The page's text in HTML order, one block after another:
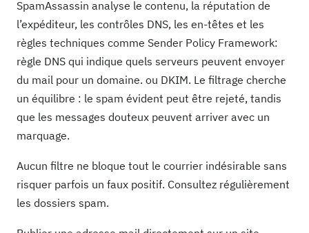
SpamAssassin analyse le contenu, la réputation de
l’expéditeur, les contrôles DNS, les en-têtes et les
règles techniques comme Sender Policy Framework:
règle DNS qui indique quels serveurs peuvent envoyer
du mail pour un domaine. ou DKIM. Le filtrage cherche
un équilibre : le spam évident peut être rejeté, tandis
que les messages douteux peuvent arriver avec un
marquage.
Aucun filtre ne bloque tout le courrier indésirable sans
risquer parfois un faux positif. Consultez régulièrement
les dossiers spam.